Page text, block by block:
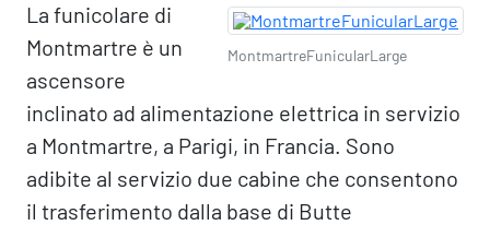
MontmartreFunicularLarge
La funicolare di
Montmartre è un
ascensore
inclinato ad alimentazione elettrica in servizio
a Montmartre, a Parigi, in Francia. Sono
adibite al servizio due cabine che consentono
il trasferimento dalla base di Butte